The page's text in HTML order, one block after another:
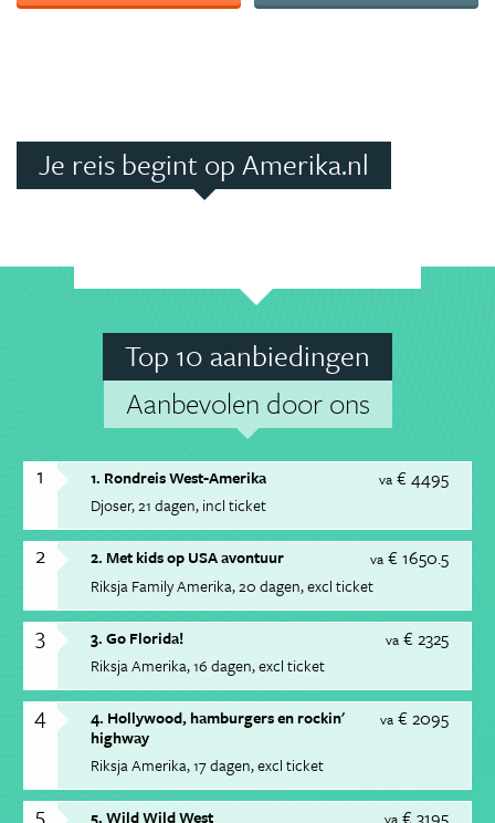
Je reis begint op Amerika.nl
Top 10 aanbiedingen
Aanbevolen door ons
1 va € 4495
1. Rondreis West-Amerika
Djoser 21 dagen incl ticket
2 va € 1650.5
2. Met kids op USA avontuur
Riksja Family Amerika 20 dagen excl ticket
3 va € 2325
3. Go Florida!
Riksja Amerika 16 dagen excl ticket
4 va € 2095
4. Hollywood, hamburgers en rockin'
highway
Riksja Amerika 17 dagen excl ticket
5 va € 3195
5. Wild Wild West